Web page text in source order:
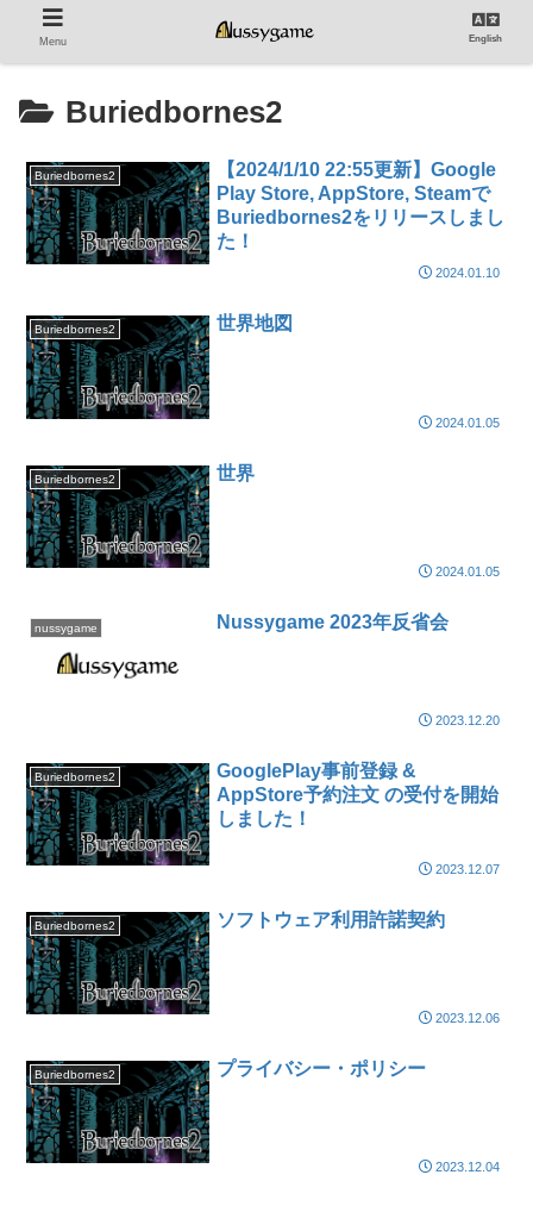
Buriedbornes2
Buriedbornes2
【2024/1/10 22:55更新】Google
Play Store, AppStore, Steamで
Buriedbornes2をリリースしまし
た！
2024.01.10
Buriedbornes2 世界地図
2024.01.05
Buriedbornes2 世界
2024.01.05
nussygame Nussygame 2023年反省会
2023.12.20
Buriedbornes2
GooglePlay事前登録 &
AppStore予約注文 の受付を開始
しました！
2023.12.07
Buriedbornes2 ソフトウェア利用許諾契約
2023.12.06
Buriedbornes2 プライバシー・ポリシー
2023.12.04
Menu English